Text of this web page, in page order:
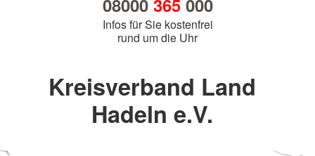
08000 365000
Infos für Sie kostenfrei
rund um die Uhr
Kreisverband Land
Hadeln e.V.